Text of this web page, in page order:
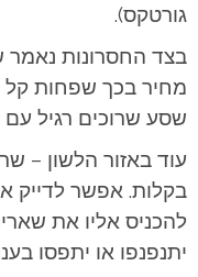
גורטקס).
בצד החסרונות נאמר
מחיר בכך שפחות
שסע שרוכים רגיל
עוד באזור הלשון –
בקלות. אפשר לדייק
להכניס אליו את
יתנפנפו או יתפסו